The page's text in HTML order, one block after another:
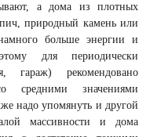
а дома из плотных
природный камень или
больше энергии и
для периодически
гараж) рекомендовано
средними значениями
надо упомянуть и другой
массивности и дома